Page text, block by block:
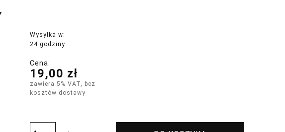
Wysyłka w:
24 godziny
Cena:
19,00 zł
zawiera 5% VAT, bez
kosztów dostawy